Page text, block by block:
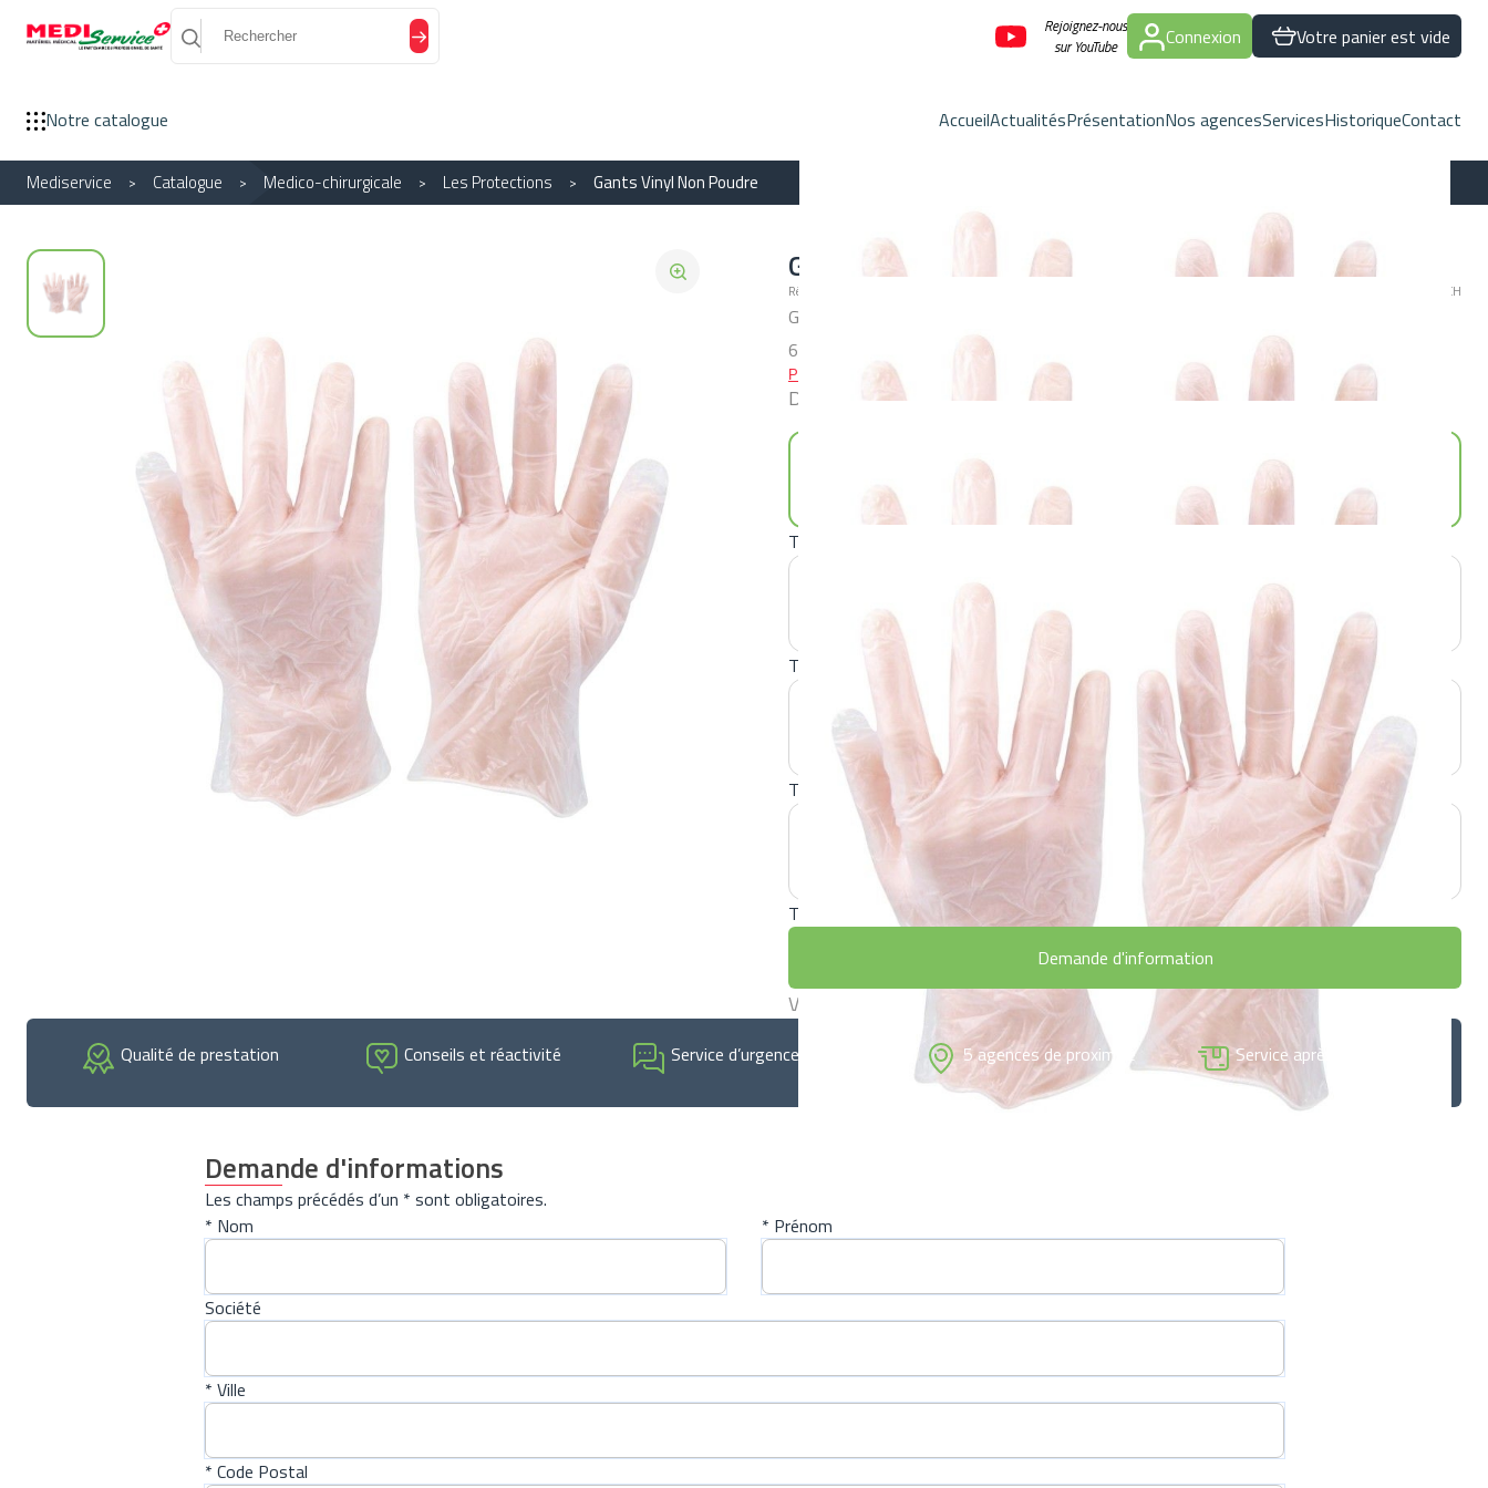
Rejoignez-nous
sur YouTube
Connexion Votre panier est vide
Notre catalogue AccueilActualitésPrésentationNos agencesServicesHistoriqueContact
Mediservice Catalogue Medico-chirurgicale Les Protections Gants Vinyl Non Poudre
Gants Vinyl NON POUDRE
Référence : 71212 Marque : LCH
Gants vinyl non stériles non poudrés. Disponibles en différentes tailles selon la main: S:
6/7 M: 7/8 L: 8/9 XL: 9/10 Boite de 100 unités.
Plus de détails
DÉCLINAISONS
Taille : T6/7
Taille : T7/8
Taille : T8/9
Taille : T9/10
Demande d'information
Vous êtes professionnel de santé, connectez-vouspour passer commande.
Qualité de prestation Conseils et réactivité Service d’urgence 24h/24 5 agences de proximité Service après-vente dédié
Demande d'informations
Les champs précédés d’un * sont obligatoires.
* Nom
* Prénom
Société
* Ville
* Code Postal
Panneau de gestion des cookies